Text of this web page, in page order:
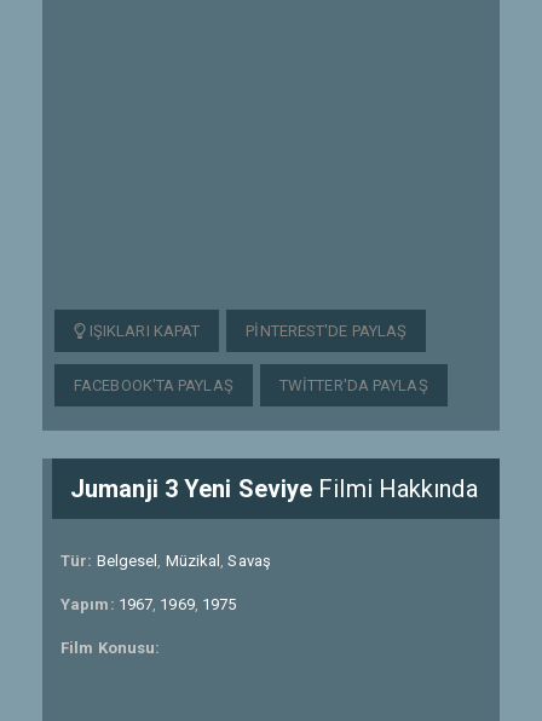
IŞIKLARI KAPAT PINTEREST'DE PAYLAŞ
FACEBOOK'TA PAYLAŞ TWITTER'DA PAYLAŞ
Jumanji 3 Yeni Seviye Filmi Hakkında
Tür: Belgesel , Müzikal ,Savaş
Yapım: 1967, 1969, 1975
Film Konusu: